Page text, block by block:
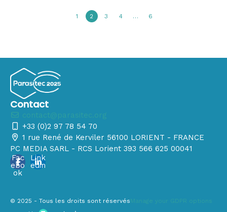
1 2 3 4 … 6
Contact
+33 (0)2 97 78 54 70
1 rue René de Kerviler 56100 LORIENT - FRANCE
PC MEDIA SARL - RCS Lorient 393 566 625 00041
Fac
ebo
ok
Link
edin
© 2025 - Tous les droits sont réservés